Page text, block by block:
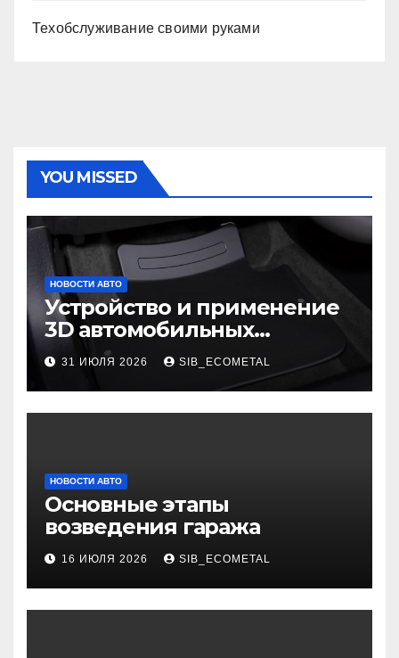
Техобслуживание своими руками
YOU MISSED
НОВОСТИ АВТО
Устройство и применение
3D автомобильных
ковриков
31 ИЮЛЯ 2026 SIB_ECOMETAL
НОВОСТИ АВТО
Основные этапы
возведения гаража
16 ИЮЛЯ 2026 SIB_ECOMETAL